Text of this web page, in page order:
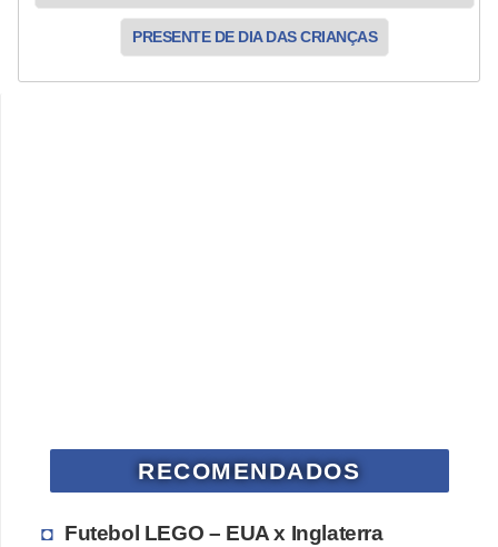
PRESENTE DE DIA DAS CRIANÇAS
RECOMENDADOS
Futebol LEGO – EUA x Inglaterra